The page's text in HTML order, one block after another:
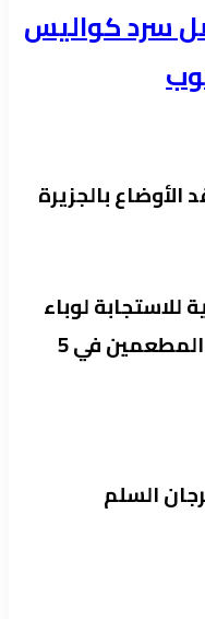
سرد كواليس
بالجزيرة
للاستجابة لوباء
الدفتيريا تكشف عن احصائيات المطعمين في 5
السلم